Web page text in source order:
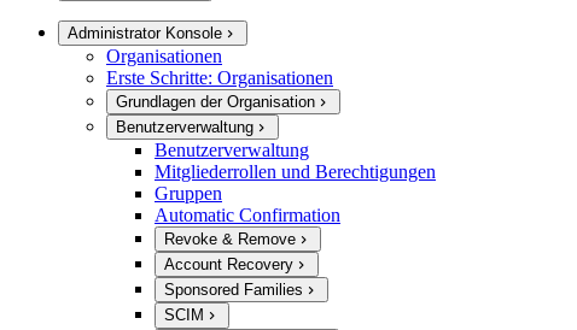
Administrator Konsole
Organisationen
Erste Schritte: Organisationen
Grundlagen der Organisation
Benutzerverwaltung
Benutzerverwaltung
Mitgliederrollen und Berechtigungen
Gruppen
Automatic Confirmation
Revoke & Remove
Account Recovery
Sponsored Families
SCIM